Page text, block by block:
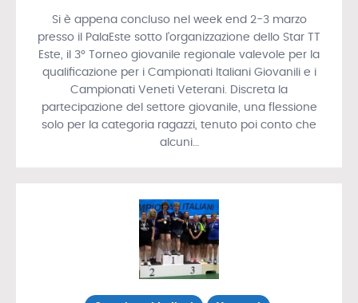
Si è appena concluso nel week end 2-3 marzo
presso il PalaEste sotto l’organizzazione dello Star TT
Este, il 3° Torneo giovanile regionale valevole per la
qualificazione per i Campionati Italiani Giovanili e i
Campionati Veneti Veterani. Discreta la
partecipazione del settore giovanile, una flessione
solo per la categoria ragazzi, tenuto poi conto che
alcuni…